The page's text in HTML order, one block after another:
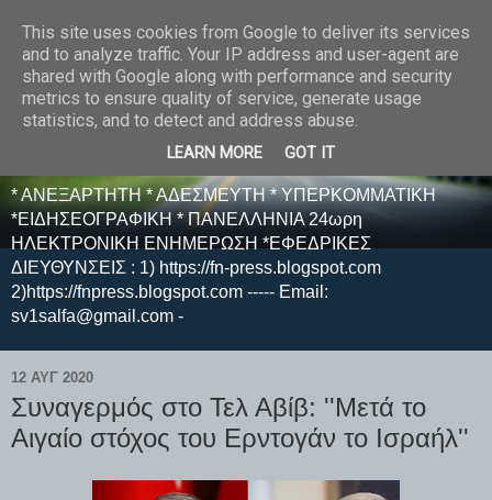
E F E N P R E S S -
ΗΛΕΚΤΡΟΝΙΚΗ
ΕΦΗΜΕΡΙΔΑ
* ΑΝΕΞΑΡΤΗΤΗ * ΑΔΕΣΜΕΥΤΗ * ΥΠΕΡΚΟΜΜΑΤΙΚΗ
*ΕΙΔΗΣΕΟΓΡΑΦΙΚΗ * ΠΑΝΕΛΛΗΝΙΑ 24ωρη
ΗΛΕΚΤΡΟΝΙΚΗ ΕΝΗΜΕΡΩΣΗ *ΕΦΕΔΡΙΚΕΣ
ΔΙΕΥΘΥΝΣΕΙΣ : 1) https://fn-press.blogspot.com
2)https://fnpress.blogspot.com ----- Email:
sv1salfa@gmail.com -
12 ΑΥΓ 2020
Συναγερμός στο Τελ Αβίβ: ''Μετά το
Αιγαίο στόχος του Ερντογάν το Ισραήλ''
This site uses cookies from Google to deliver its services
and to analyze traffic. Your IP address and user-agent are
shared with Google along with performance and security
metrics to ensure quality of service, generate usage
statistics, and to detect and address abuse.
LEARN MORE GOT IT